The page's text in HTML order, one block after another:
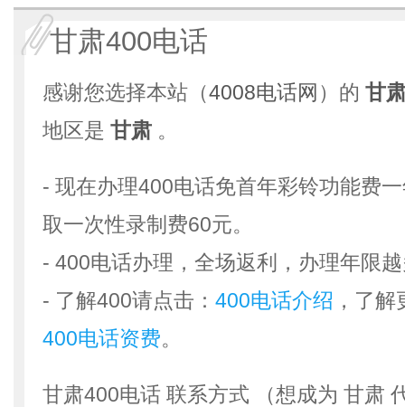
甘肃400电话
感谢您选择本站（4008电话网 ）的 甘
地区是 甘肃 。
- 现在办理400电话免首年彩铃功能费
取一次性录制费60元。
- 400电话办理，全场返利，办理年限
- 了解400请点击： 400电话介绍 ，了
400电话资费。
甘肃400电话 联系方式 （想成为 甘肃